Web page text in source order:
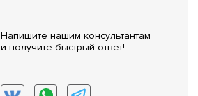
Напишите нашим консультантам
и получите быстрый ответ!